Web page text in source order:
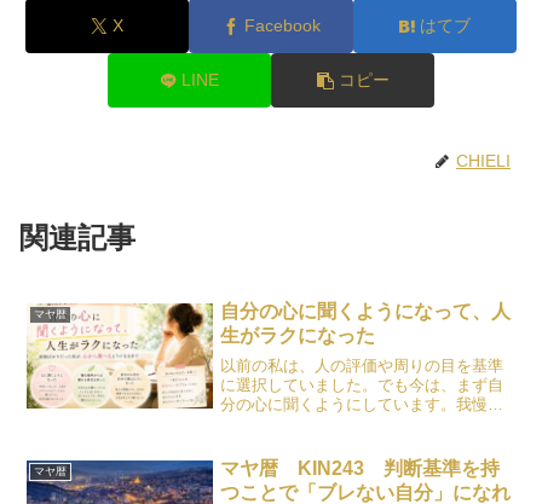
X Facebook はてブ
LINE コピー
CHIELI
関連記事
マヤ暦
自分の心に聞くようになって、人
生がラクになった
以前の私は、人の評価や周りの目を基準
に選択していました。でも今は、まず自
分の心に聞くようにしています。我慢す
マヤ暦
マヤ暦 KIN243 判断基準を持
つことで「ブレない自分」になれ